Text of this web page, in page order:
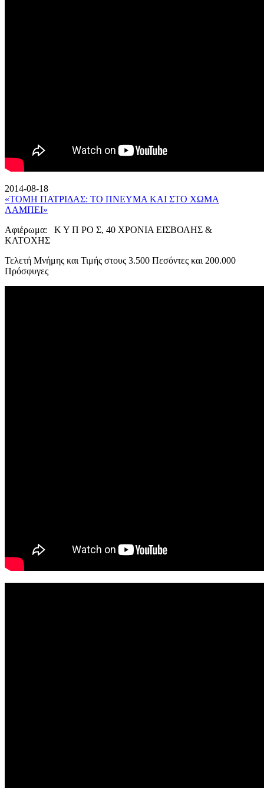
2014-08-18
«ΤΟΜΗ ΠΑΤΡΙΔΑΣ: ΤΟ ΠΝΕΥΜΑ ΚΑΙ ΣΤΟ ΧΩΜΑ
ΛΑΜΠΕΙ»
Αφιέρωμα: Κ Υ Π ΡΟ Σ, 40 ΧΡΟΝΙΑ ΕΙΣΒΟΛΗΣ &
ΚΑΤΟΧΗΣ
Τελετή Μνήμης και Τιμής στους 3.500 Πεσόντες και 200.000
Πρόσφυγες